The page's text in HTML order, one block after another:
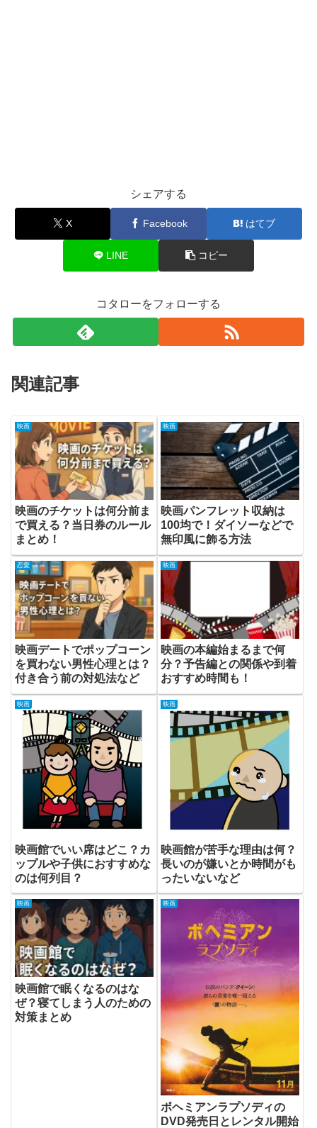
シェアする
X Facebook はてブ
LINE コピー
コタローをフォローする
関連記事
映画
映画のチケットは何分前ま
で買える？当日券のルール
まとめ！
映画
映画パンフレット収納は
100均で！ダイソーなどで
無印風に飾る方法
恋愛
映画デートでポップコーン
を買わない男性心理とは？
付き合う前の対処法など
映画
映画の本編始まるまで何
分？予告編との関係や到着
おすすめ時間も！
映画
映画館でいい席はどこ？カ
ップルや子供におすすめな
のは何列目？
映画
映画館が苦手な理由は何？
長いのが嫌いとか時間がも
ったいないなど
映画
映画館で眠くなるのはな
ぜ？寝てしまう人のための
対策まとめ
映画
ボヘミアンラプソディの
DVD発売日とレンタル開始